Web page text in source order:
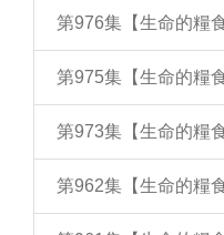
第976集【生命的糧
第975集【生命的糧
第973集【生命的糧
第962集【生命的糧